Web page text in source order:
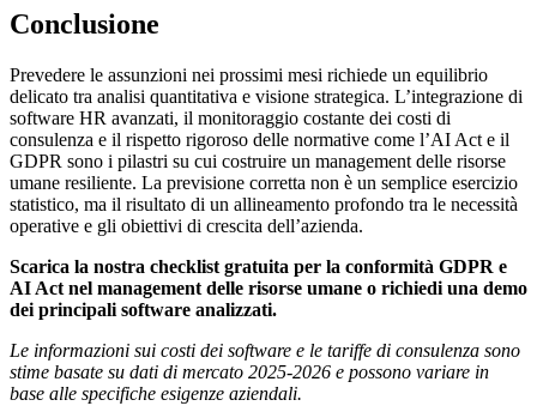
Conclusione
Prevedere le assunzioni nei prossimi mesi richiede un equilibrio
delicato tra analisi quantitativa e visione strategica. L’integrazione di
software HR avanzati, il monitoraggio costante dei costi di
consulenza e il rispetto rigoroso delle normative come l’AI Act e il
GDPR sono i pilastri su cui costruire un management delle risorse
umane resiliente. La previsione corretta non è un semplice esercizio
statistico, ma il risultato di un allineamento profondo tra le necessità
operative e gli obiettivi di crescita dell’azienda.
Scarica la nostra checklist gratuita per la conformità GDPR e
AI Act nel management delle risorse umane o richiedi una demo
dei principali software analizzati.
Le informazioni sui costi dei software e le tariffe di consulenza sono
stime basate su dati di mercato 2025-2026 e possono variare in
base alle specifiche esigenze aziendali.